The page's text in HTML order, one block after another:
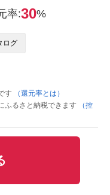
率:30%
ログ
す
（還元率とは）
ふるさと納税できます
（控